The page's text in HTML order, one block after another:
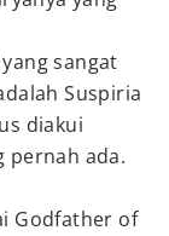
sangat
Suspiria
diakui
pernah ada.
Godfather of